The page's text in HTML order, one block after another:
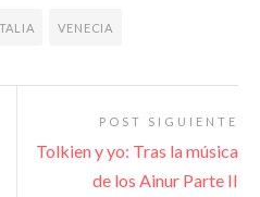
VENECIA
POST SIGUIENTE
Tolkien y yo: Tras la música
de los Ainur Parte II